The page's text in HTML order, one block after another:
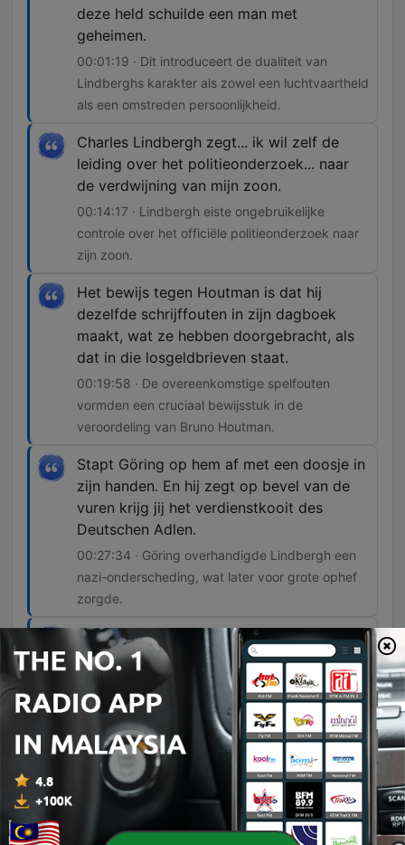
deze held schuilde een man met
geheimen.
00:01:19 · Dit introduceert de dualiteit van
Lindberghs karakter als zowel een luchtvaartheld
als een omstreden persoonlijkheid.
Charles Lindbergh zegt... ik wil zelf de
leiding over het politieonderzoek... naar
de verdwijning van mijn zoon.
00:14:17 · Lindbergh eiste ongebruikelijke
controle over het officiële politieonderzoek naar
zijn zoon.
Het bewijs tegen Houtman is dat hij
dezelfde schrijffouten in zijn dagboek
maakt, wat ze hebben doorgebracht, als
dat in die losgeldbrieven staat.
00:19:58 · De overeenkomstige spelfouten
vormden een cruciaal bewijsstuk in de
veroordeling van Bruno Houtman.
Stapt Göring op hem af met een doosje in
zijn handen. En hij zegt op bevel van de
vuren krijg jij het verdienstkooit des
Deutschen Adlen.
00:27:34 · Göring overhandigde Lindbergh een
nazi-onderscheding, wat later voor grote ophef
zorgde.
Daar heeft hij dus voor een enorm stadion,
een enorme massa en het is ook live op
de radio, houdt hij zijn meest beruchte
speech. En hij noemt daarin drie groepen
die Amerika richting de oorlog probeerde
te duwen. De Britten, de Joden en de
Roosevelt-administratie.
00:32:13 · Dit markeert het moment waarop
Lindberghs antisemitische en antidemocratische
standpunten publiekelijk zeer controversieel